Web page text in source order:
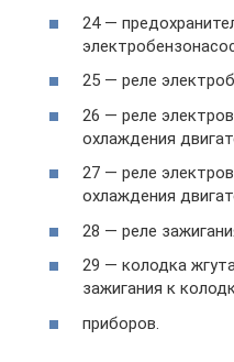
24 —
25 — реле
26 — реле
охлаждения
27 — реле
охлаждения
28 — реле
29 — колодка
зажигания к
приборов.